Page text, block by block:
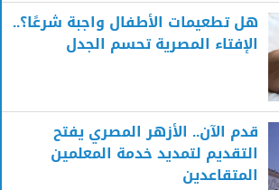
هل تطعيمات الأطفال واجبة شرعًا؟..
الإفتاء المصرية تحسم الجدل
قدم الآن.. الأزهر المصري يفتح
التقديم لتمديد خدمة المعلمين
المتقاعدين